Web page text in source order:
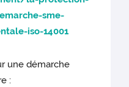
sme-
iso-14001
une démarche
: